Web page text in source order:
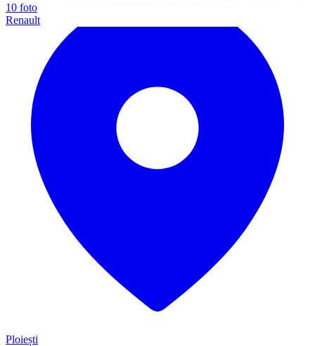
10 foto
Renault
Ploiești